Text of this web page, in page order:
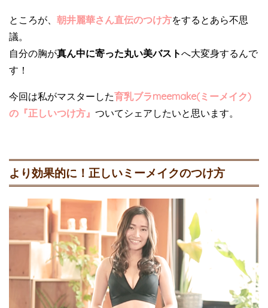
ところが、 朝井麗華さん直伝のつけ方をするとあら不思
議。
自分の胸が真ん中に寄った丸い美バストへ大変身するんで
す！
今回は私がマスターした育乳ブラmeemake(ミーメイク)
の『正しいつけ方』 ついてシェアしたいと思います。
より効果的に！正しいミーメイクのつけ方